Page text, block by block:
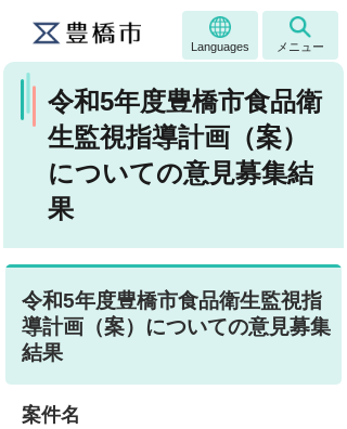
Languages メニュー
令和5年度豊橋市食品衛
生監視指導計画（案）
についての意見募集結
果
令和5年度豊橋市食品衛生監視指
導計画（案）についての意見募集
結果
案件名